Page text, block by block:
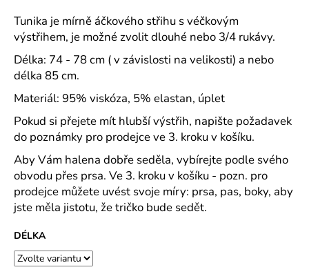
hvězdiček.
Tunika je mírně áčkového střihu s véčkovým
výstřihem, je možné zvolit dlouhé nebo 3/4 rukávy.
Délka: 74 - 78 cm ( v závislosti na velikosti) a nebo
délka 85 cm.
Materiál: 95% viskóza, 5% elastan, úplet
Pokud si přejete mít hlubší výstřih, napište požadavek
do poznámky pro prodejce ve 3. kroku v košíku.
Aby Vám halena dobře seděla, vybírejte podle svého
obvodu přes prsa. Ve 3. kroku v košíku - pozn. pro
prodejce můžete uvést svoje míry: prsa, pas, boky, aby
jste měla jistotu, že tričko bude sedět.
DÉLKA
j
e
m
e
FIT-
LS
TRIKO
PÁNSKÉ
SINGLE
JERSEY,
100
%
BAVLNA
(SLOŽENÍ
SE
MŮŽE
LIŠIT
-